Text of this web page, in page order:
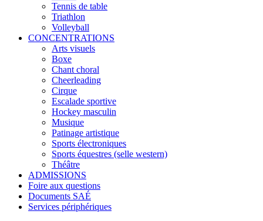
Tennis de table
Triathlon
Volleyball
CONCENTRATIONS
Arts visuels
Boxe
Chant choral
Cheerleading
Cirque
Escalade sportive
Hockey masculin
Musique
Patinage artistique
Sports électroniques
Sports équestres (selle western)
Théâtre
ADMISSIONS
Foire aux questions
Documents SAÉ
Services périphériques